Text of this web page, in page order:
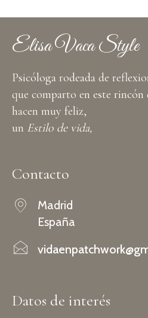
Elisa Vaca Style
Psicóloga rodeada de
que comparto en este
hacen muy feliz,
un Estilo de vida,
Contacto
Madrid
España
Datos de interés